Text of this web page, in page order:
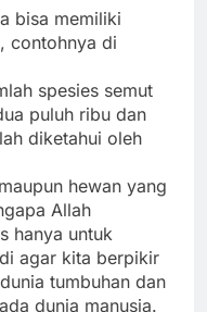
bisa memiliki
contohnya di
spesies semut
puluh ribu dan
diketahui oleh
hewan yang
Allah
hanya untuk
agar kita berpikir
tumbuhan dan
dunia manusia.